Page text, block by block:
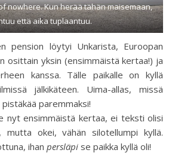
nowhere. Kun herää tähän maisemaan,
että aika tuplaantuu.
pension löytyi Unkarista, Euroopan
osittain yksin (ensimmäistä kertaa!) ja
kanssa. Tälle paikalle on kyllä
jälkikäteen. Uima-allas, missä
paremmaksi!
nyt ensimmäistä kertaa, ei teksti olisi
mutta okei, vähän silotellumpi kyllä.
ihan persläpi se paikka kyllä oli!